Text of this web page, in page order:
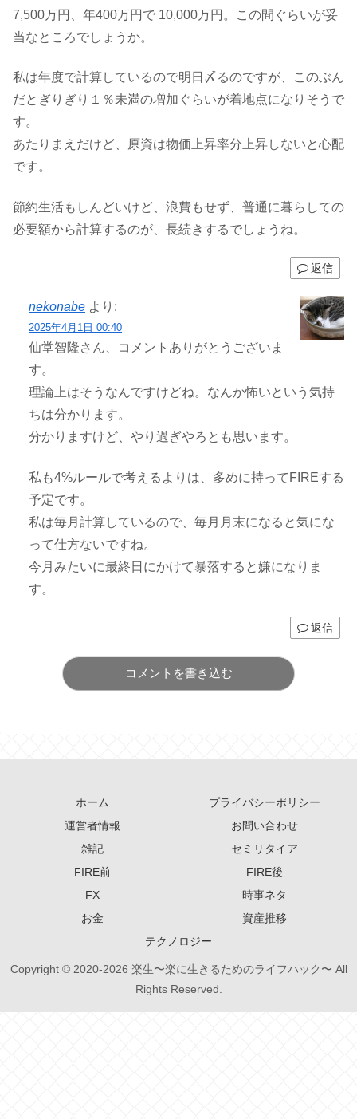
7,500万円、年400万円で 10,000万円。この間ぐらいが妥
当なところでしょうか。
私は年度で計算しているので明日〆るのですが、このぶん
だとぎりぎり１％未満の増加ぐらいが着地点になりそうで
す。
あたりまえだけど、原資は物価上昇率分上昇しないと心配
です。
節約生活もしんどいけど、浪費もせず、普通に暮らしての
必要額から計算するのが、長続きするでしょうね。
返信
nekonabe より:
2025年4月1日 00:40
仙堂智隆さん、コメントありがとうございま
す。
理論上はそうなんですけどね。なんか怖いという気持
ちは分かります。
分かりますけど、やり過ぎやろとも思います。
私も4%ルールで考えるよりは、多めに持ってFIREする
予定です。
私は毎月計算しているので、毎月月末になると気にな
って仕方ないですね。
今月みたいに最終日にかけて暴落すると嫌になりま
す。
返信
コメントを書き込む
ホーム
プライバシーポリシー
運営者情報
お問い合わせ
雑記
セミリタイア
FIRE前
FIRE後
FX
時事ネタ
お金
資産推移
テクノロジー
Copyright © 2020-2026 楽生〜楽に生きるためのライフハック〜 All
Rights Reserved.